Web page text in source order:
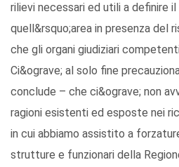
rilievi necessari ed utili a definire
quell&rsquo;area in presenza del
che gli organi giudiziari
Ci&ograve; al solo fine
conclude – che ci&ograve; non
ragioni esistenti ed esposte nei
in cui abbiamo assistito a
strutture e funzionari della